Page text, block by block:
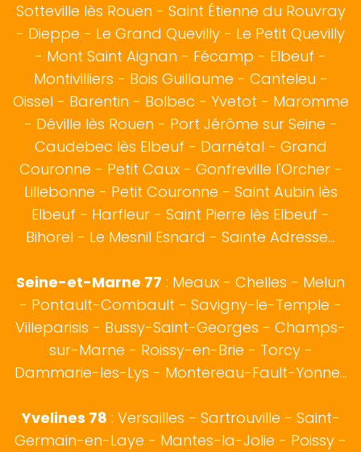
Sotteville lès Rouen - Saint Étienne du Rouvray
- Dieppe - Le Grand Quevilly - Le Petit Quevilly
- Mont Saint Aignan - Fécamp - Elbeuf -
Montivilliers - Bois Guillaume - Canteleu -
Oissel - Barentin - Bolbec - Yvetot - Maromme
- Déville lès Rouen - Port Jérôme sur Seine -
Caudebec lès Elbeuf - Darnétal - Grand
Couronne - Petit Caux - Gonfreville l'Orcher -
Lillebonne - Petit Couronne - Saint Aubin lès
Elbeuf - Harfleur - Saint Pierre lès Elbeuf -
Bihorel - Le Mesnil Esnard - Sainte Adresse...
Seine-et-Marne 77 : Meaux - Chelles - Melun
- Pontault-Combault - Savigny-le-Temple -
Villeparisis - Bussy-Saint-Georges - Champs-
sur-Marne - Roissy-en-Brie - Torcy -
Dammarie-les-Lys - Montereau-Fault-Yonne...
Yvelines 78 : Versailles - Sartrouville - Saint-
Germain-en-Laye - Mantes-la-Jolie - Poissy -